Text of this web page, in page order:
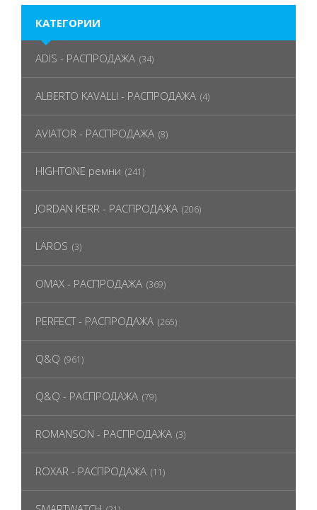
КАТЕГОРИИ
ADIS - РАСПРОДАЖА (34)
ALBERTO KAVALLI - РАСПРОДАЖА (4)
AVIATOR - РАСПРОДАЖА (8)
HIGHTONE ремни (241)
JORDAN KERR - РАСПРОДАЖА (206)
LAROS (3)
OMAX - РАСПРОДАЖА (369)
PERFECT - РАСПРОДАЖА (265)
Q&Q (961)
Q&Q - РАСПРОДАЖА (79)
ROMANSON - РАСПРОДАЖА (3)
ROXAR - РАСПРОДАЖА (11)